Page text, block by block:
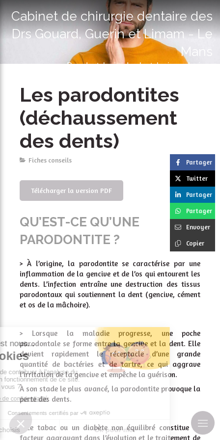
Cabinet de chirurgie dentaire des
Drs Gouard, Guerin et Limam - Le
Mans
Parodontologie - Implantologie exclusives
Les parodontites
(déchaussement
des dents)
Fiches conseils
Télécharger la version PDF
QU’EST-CE QU’UNE
PARODONTITE ?
> À l’origine, la parodontite se caractérise par une
inflammation de la gencive et de l’os qui entourent les
dents. L’infection entraîne une destruction des tissus
parodontaux qui soutiennent la dent (gencive, cément
et os de la mâchoire).
> Lorsque la maladie progresse, une poche
parodontale se forme entre la gencive et la dent. Elle
devient rapidement le réceptacle d’une grande
quantité de bactéries et de tartre, ce qui aggrave
l’irritation de la gencive et empêche la guérison.
À son stade le plus avancé, la parodontite provoque la
perte des dents.
> Le tabac ou un diabète non équilibré constitue un
facteur aggravant dans l’évolution et le traitement de
Partager
Twitter
Partager
Partager
Envoyer
Copier